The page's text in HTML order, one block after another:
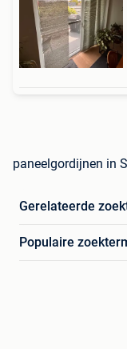
paneelgordijnen in
Gerelateerde
Populaire